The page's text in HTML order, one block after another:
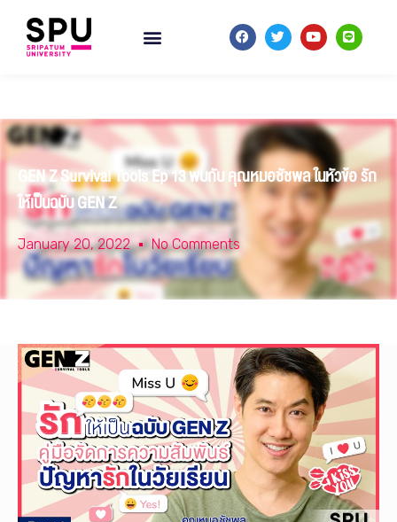
GEN Z Survival Tools Ep 13 พบกับ คุณหมอชัชพล ในหัวข้อ รัก
ให้เป็นฉบับ GEN Z
January 20, 2022 No Comments